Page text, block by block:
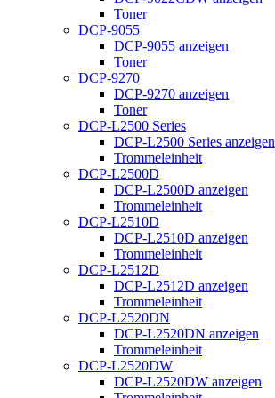
Toner
DCP-9055
DCP-9055 anzeigen
Toner
DCP-9270
DCP-9270 anzeigen
Toner
DCP-L2500 Series
DCP-L2500 Series anzeigen
Trommeleinheit
DCP-L2500D
DCP-L2500D anzeigen
Trommeleinheit
DCP-L2510D
DCP-L2510D anzeigen
Trommeleinheit
DCP-L2512D
DCP-L2512D anzeigen
Trommeleinheit
DCP-L2520DN
DCP-L2520DN anzeigen
Trommeleinheit
DCP-L2520DW
DCP-L2520DW anzeigen